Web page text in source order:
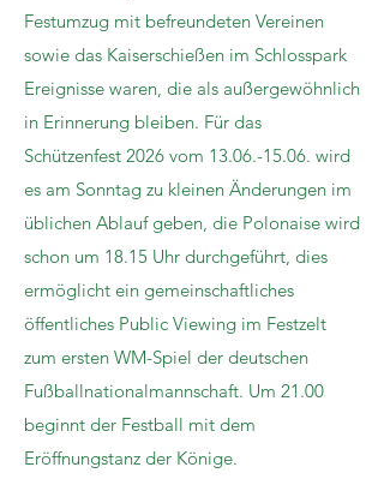
Festumzug mit befreundeten Vereinen
sowie das Kaiserschießen im Schlosspark
Ereignisse waren, die als außergewöhnlich
in Erinnerung bleiben. Für das
Schützenfest 2026 vom 13.06.-15.06. wird
es am Sonntag zu kleinen Änderungen im
üblichen Ablauf geben, die Polonaise wird
schon um 18.15 Uhr durchgeführt, dies
ermöglicht ein gemeinschaftliches
öffentliches Public Viewing im Festzelt
zum ersten WM-Spiel der deutschen
Fußballnationalmannschaft. Um 21.00
beginnt der Festball mit dem
Eröffnungstanz der Könige.